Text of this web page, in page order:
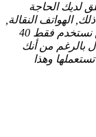
لديك الحاجة
الهواتف النقالة,
والتي أصبحت تمتلك من الميزات الخيالية, ونحن نستخدم فقط 40
بالرغم من أنك
ولم تستعملها وهذا